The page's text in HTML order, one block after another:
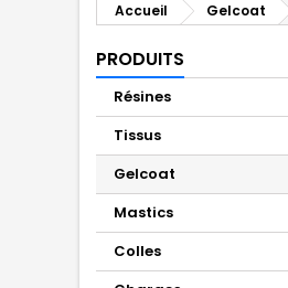
Accueil Gelcoat
PRODUITS
Résines
Tissus
Gelcoat
Mastics
Colles